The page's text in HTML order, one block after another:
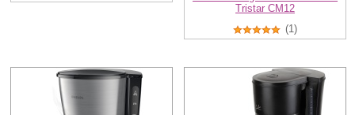
Tristar CM12
(1)